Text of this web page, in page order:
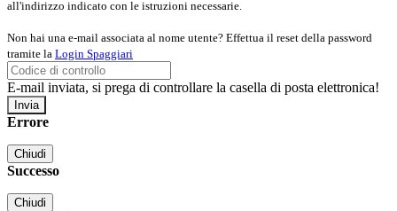
all'indirizzo indicato con le istruzioni necessarie.
Non hai una e-mail associata al nome utente? Effettua il reset della password
tramite la Login Spaggiari
E-mail inviata, si prega di controllare la casella di posta elettronica!
Errore
Chiudi
Successo
Chiudi